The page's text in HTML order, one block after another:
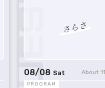
さらさ
08/08 Sat